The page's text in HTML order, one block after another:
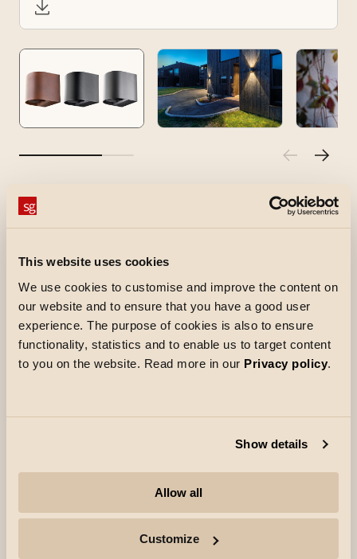
This website uses cookies
We use cookies to customise and improve the content on
our website and to ensure that you have a good user
experience. The purpose of cookies is also to ensure
functionality, statistics and to enable us to target content
to you on the website. Read more in our Privacy policy.
Show details
Allow all
Customize
Artes Round
Artes Round är en dekorativ armatur för
exteriör-, interiör- eller väggmontering.
aluminium. Dimbar med bakkantsdimmer.Smidig
installation med väggfäste, skruvlösa
kopplingsplintar och två kabelingångar. Möjlighet
till individuell, stegvis justering av